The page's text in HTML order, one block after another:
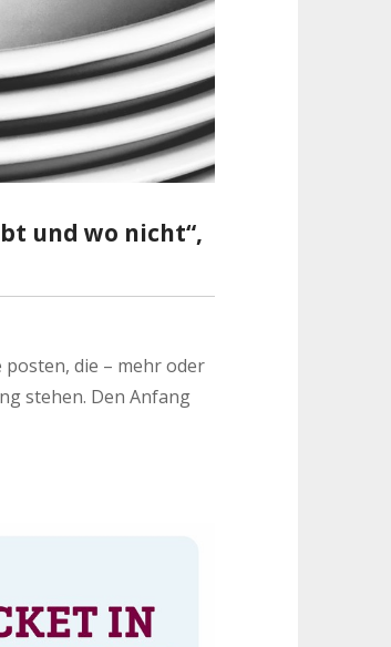
und wo nicht“,
die – mehr oder
stehen. Den Anfang